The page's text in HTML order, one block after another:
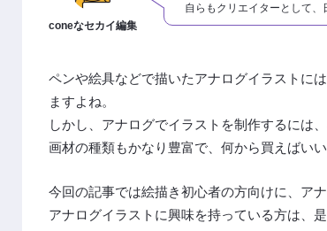
coneなセカイ編集
自らもクリエイターとして、
ペンや絵具などで描いたアナログイラストに
ますよね。
しかし、アナログでイラストを制作するには
画材の種類もかなり豊富で、何から買えばい
今回の記事では絵描き初心者の方向けに、ア
アナログイラストに興味を持っている方は、